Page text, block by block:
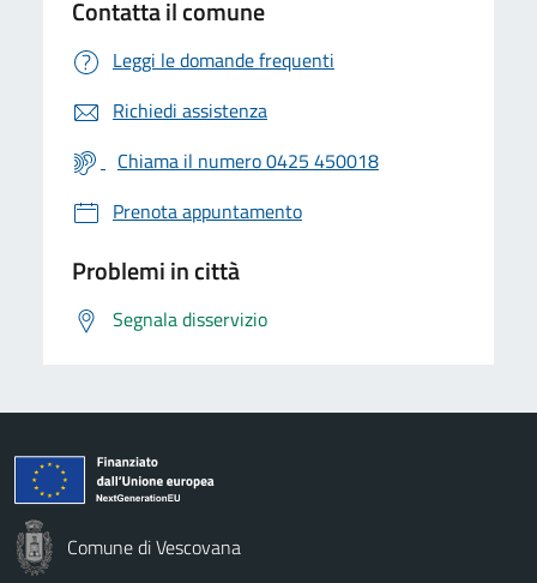
Contatta il comune
Leggi le domande frequenti
Richiedi assistenza
Chiama il numero 0425 450018
Prenota appuntamento
Problemi in città
Segnala disservizio
Comune di Vescovana